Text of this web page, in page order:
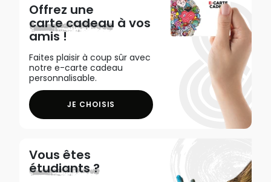
Offrez une
carte cadeau à vos
amis !
Faites plaisir à coup sûr avec
notre e-carte cadeau
personnalisable.
JE CHOISIS
Vous êtes
étudiants ?